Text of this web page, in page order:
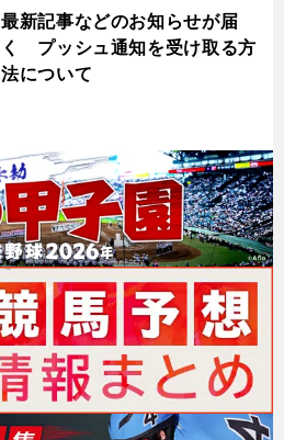
最新記事などのお知らせが届
く プッシュ通知を受け取る方
法について